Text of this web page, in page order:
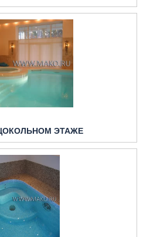
ЭТАЖЕ